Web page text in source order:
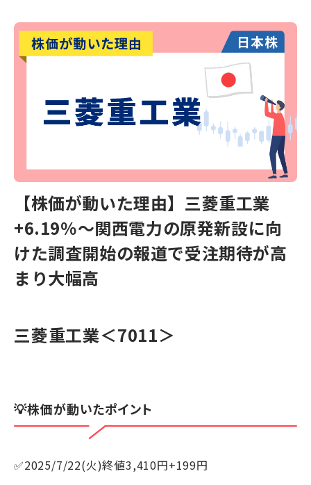
【株価が動いた理由】三菱重工業
+6.19％〜関西電力の原発新設に向
けた調査開始の報道で受注期待が高
まり大幅高
三菱重工業＜7011＞
💡株価が動いたポイント
✅2025/7/22(火)終値3,410円+199円